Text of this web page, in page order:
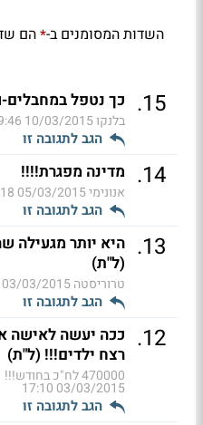
השדות המסומנים ב-*הם
15
. כך נטפל במחבלים-
בלנקו10/03/2015 09:46
הגב לתגובה זו
14
. מדינה מפגרת!!!!
אנונימי05/03/2015 00:18
הגב לתגובה זו
13
. היא יותר מגעילה
(ל"ת)
טרוריסטה03/03/2015 17:11
הגב לתגובה זו
12
. ככה יעשה לאישה
רצח ילדים!!! (ל"ת)
470000 לח"כ בחודש!!!
03/03/2015 17:10
הגב לתגובה זו